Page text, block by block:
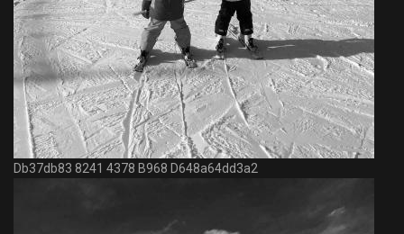
Db37db83 8241 4378 B968 D648a64dd3a2